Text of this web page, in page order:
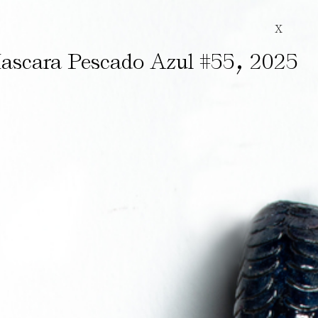
X
Pescado Azul #55, 2025